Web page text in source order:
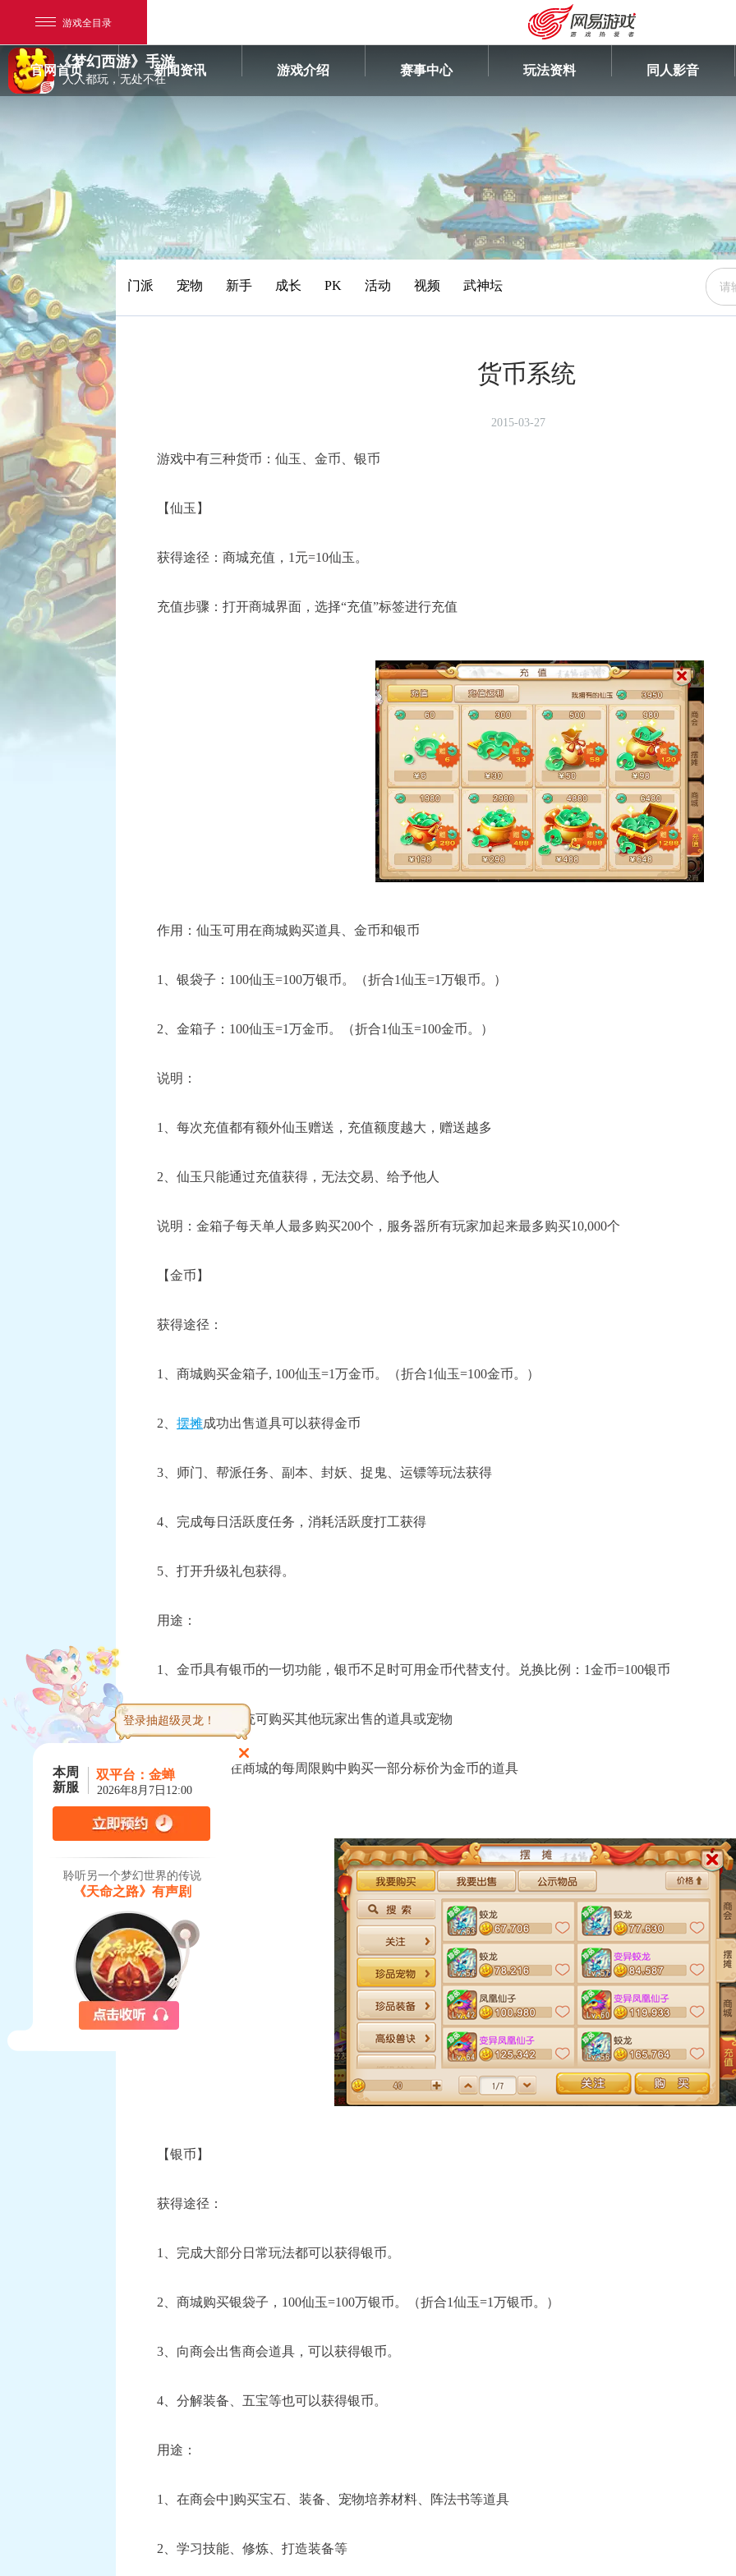
游戏全目录
网易游戏
游戏爱好者
我的足迹： 梦幻西游手游
安卓充值 客服中心
登录抽超级灵龙！
本周
新服
双平台： 金蝉
2026年8月7日12:00
聆听另一个梦幻世界的传说
《天命之路》有声剧
已结束
逐鹿三界
积分赛：1月6日-1月27日
查看详情
武神坛
比赛时间：每月第三、四周
查看详情
《梦幻西游》手游
人人都玩，无处不在
官网首页 新闻资讯 游戏介绍 赛事中心 玩法资料 同人影音
门派 宠物 新手 成长 PK 活动 视频 武神坛
货币系统
2015-03-27
游戏中有三种货币：仙玉、金币、银币
【仙玉】
获得途径：商城充值，1元=10仙玉。
充值步骤：打开商城界面，选择“充值”标签进行充值
作用：仙玉可用在商城购买道具、金币和银币
1、银袋子：100仙玉=100万银币。（折合1仙玉=1万银币。）
2、金箱子：100仙玉=1万金币。（折合1仙玉=100金币。）
说明：
1、每次充值都有额外仙玉赠送，充值额度越大，赠送越多
2、仙玉只能通过充值获得，无法交易、给予他人
说明：金箱子每天单人最多购买200个，服务器所有玩家加起来最多购买10,000个
【金币】
获得途径：
1、商城购买金箱子, 100仙玉=1万金币。（折合1仙玉=100金币。）
2、 摆摊成功出售道具可以获得金币
3、师门、帮派任务、副本、封妖、捉鬼、运镖等玩法获得
4、完成每日活跃度任务，消耗活跃度打工获得
5、打开升级礼包获得。
用途：
1、金币具有银币的一切功能，银币不足时可用金币代替支付。兑换比例：1金币=100银币
2、通过摆摊系统可购买其他玩家出售的道具或宠物
3、金币可以在商城的每周限购中购买一部分标价为金币的道具
【银币】
获得途径：
1、完成大部分日常玩法都可以获得银币。
2、商城购买银袋子，100仙玉=100万银币。（折合1仙玉=1万银币。）
3、向商会出售商会道具，可以获得银币。
4、分解装备、五宝等也可以获得银币。
用途：
1、在商会中]购买宝石、装备、宠物培养材料、阵法书等道具
2、学习技能、修炼、打造装备等